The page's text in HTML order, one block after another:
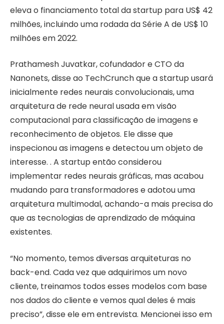
eleva o financiamento total da startup para US$ 42
milhões, incluindo uma rodada da Série A de US$ 10
milhões em 2022.
Prathamesh Juvatkar, cofundador e CTO da
Nanonets, disse ao TechCrunch que a startup usará
inicialmente redes neurais convolucionais, uma
arquitetura de rede neural usada em visão
computacional para classificação de imagens e
reconhecimento de objetos. Ele disse que
inspecionou as imagens e detectou um objeto de
interesse. . A startup então considerou
implementar redes neurais gráficas, mas acabou
mudando para transformadores e adotou uma
arquitetura multimodal, achando-a mais precisa do
que as tecnologias de aprendizado de máquina
existentes.
“No momento, temos diversas arquiteturas no
back-end. Cada vez que adquirimos um novo
cliente, treinamos todos esses modelos com base
nos dados do cliente e vemos qual deles é mais
preciso”, disse ele em entrevista. Mencionei isso em